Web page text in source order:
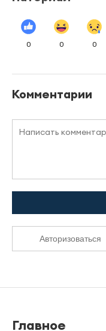
0 0 0
Комментарии
Авторизоваться
Главное